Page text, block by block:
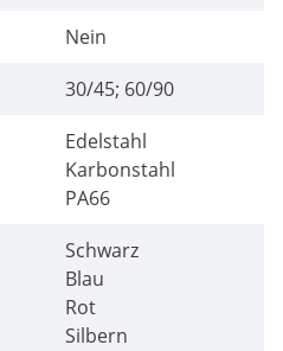
Nein
30/45; 60/90
Edelstahl
Karbonstahl
PA66
Schwarz
Blau
Rot
Silbern